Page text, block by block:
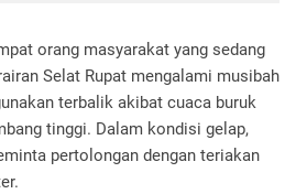
orang masyarakat yang sedang
Selat Rupat mengalami musibah
terbalik akibat cuaca buruk
tinggi. Dalam kondisi gelap,
pertolongan dengan teriakan